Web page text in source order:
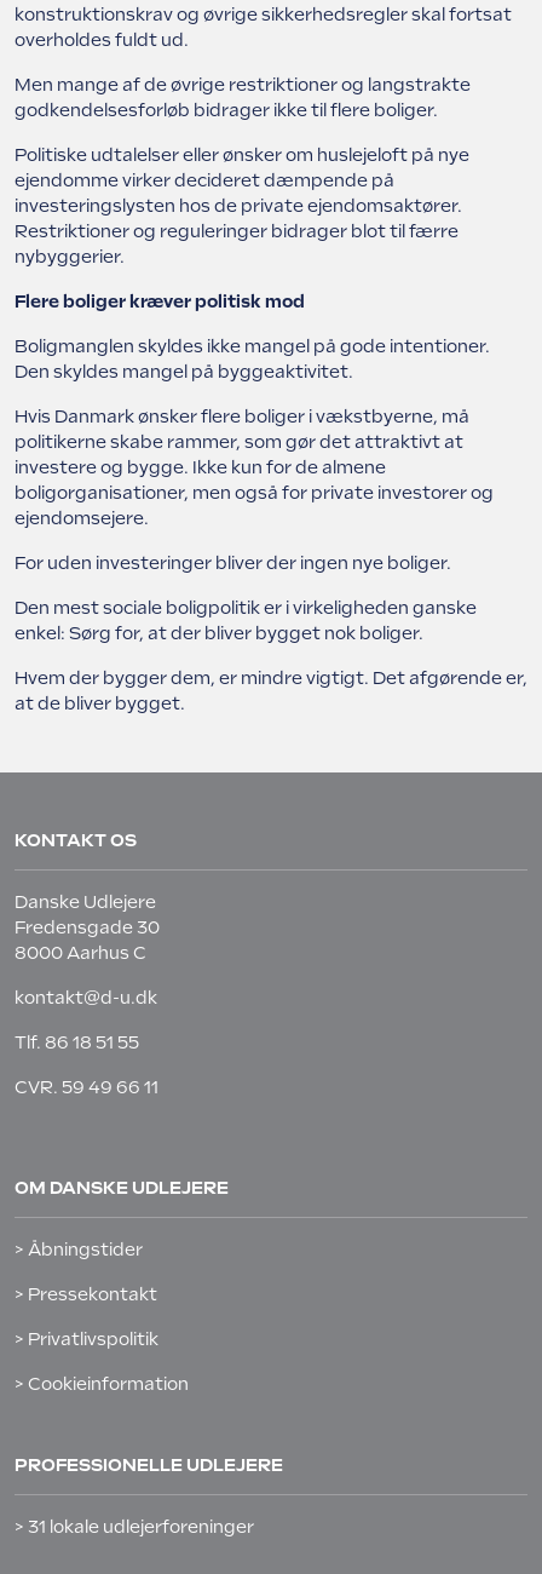
konstruktionskrav og øvrige sikkerhedsregler skal fortsat
overholdes fuldt ud.
Men mange af de øvrige restriktioner og langstrakte
godkendelsesforløb bidrager ikke til flere boliger.
Politiske udtalelser eller ønsker om huslejeloft på nye
ejendomme virker decideret dæmpende på
investeringslysten hos de private ejendomsaktører.
Restriktioner og reguleringer bidrager blot til færre
nybyggerier.
Flere boliger kræver politisk mod
Boligmanglen skyldes ikke mangel på gode intentioner.
Den skyldes mangel på byggeaktivitet.
Hvis Danmark ønsker flere boliger i vækstbyerne, må
politikerne skabe rammer, som gør det attraktivt at
investere og bygge. Ikke kun for de almene
boligorganisationer, men også for private investorer og
ejendomsejere.
For uden investeringer bliver der ingen nye boliger.
Den mest sociale boligpolitik er i virkeligheden ganske
enkel: Sørg for, at der bliver bygget nok boliger.
Hvem der bygger dem, er mindre vigtigt. Det afgørende er,
at de bliver bygget.
KONTAKT OS
Danske Udlejere
Fredensgade 30
8000 Aarhus C
kontakt@d-u.dk
Tlf. 86 18 51 55
CVR. 59 49 66 11
OM DANSKE UDLEJERE
> Åbningstider
> Pressekontakt
> Privatlivspolitik
> Cookieinformation
PROFESSIONELLE UDLEJERE
> 31 lokale udlejerforeninger